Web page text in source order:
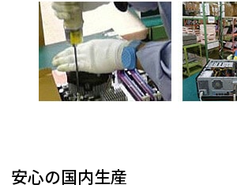
安心の国内生産